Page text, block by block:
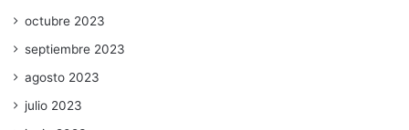
octubre 2023
septiembre 2023
agosto 2023
julio 2023